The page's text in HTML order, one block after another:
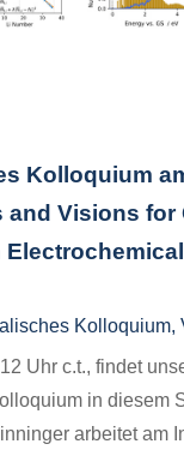
Kolloquium
and Visions for
Kolloquium,
Uhr c.t., findet
in diesem
arbeitet am